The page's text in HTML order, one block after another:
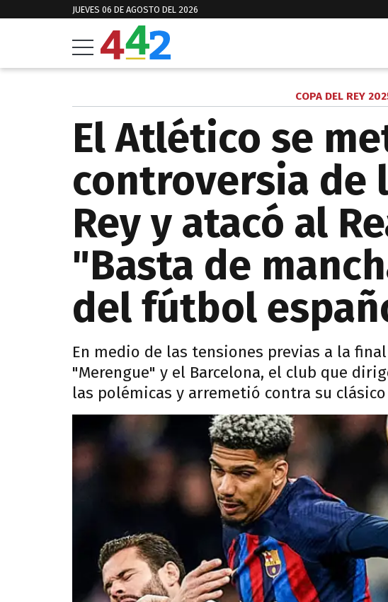
JUEVES 06 DE AGOSTO DEL 2026
COPA DEL REY
El Atlético se
controversia de
Rey y atacó al
"Basta de
del fútbol
En medio de las tensiones previas a la
"Merengue" y el Barcelona, el club que
las polémicas y arremetió contra su